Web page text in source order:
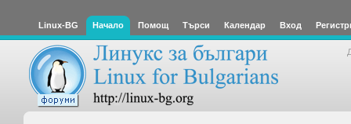
Linux-BG Начало Помощ Търси Календар Вход